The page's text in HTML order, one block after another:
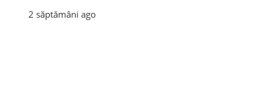
2 săptămâni ago